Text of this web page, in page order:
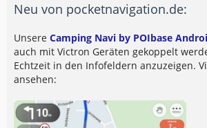
Neu von pocketnavigation.de:
Unsere Camping Navi by POIbase
auch mit Victron Geräten gekoppelt
Echtzeit in den Infofeldern anzuzeigen.
ansehen: